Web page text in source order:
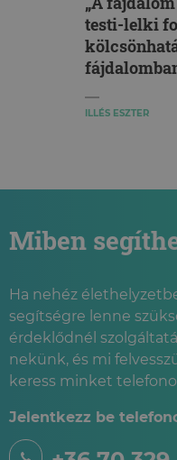
testi-lelki
ILLÉS ESZTER
Miben
Ha nehéz
segítségre lenne
érdeklődnél
nekünk, és mi
keress minket
Jelentkezz be